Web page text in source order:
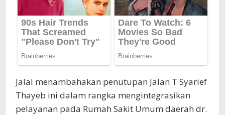
Jalal menambahakan penutupan Jalan T Syarief
Thayeb ini dalam rangka mengintegrasikan
pelayanan pada Rumah Sakit Umum daerah dr.